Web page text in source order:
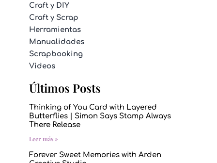
Craft y DIY
Craft y Scrap
Herramientas
Manualidades
Scrapbooking
Videos
Últimos Posts
Thinking of You Card with Layered
Butterflies | Simon Says Stamp Always
There Release
Leer más »
Forever Sweet Memories with Arden